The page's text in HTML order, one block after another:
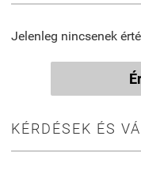
Jelenleg nincsenek
KÉRDÉSEK ÉS